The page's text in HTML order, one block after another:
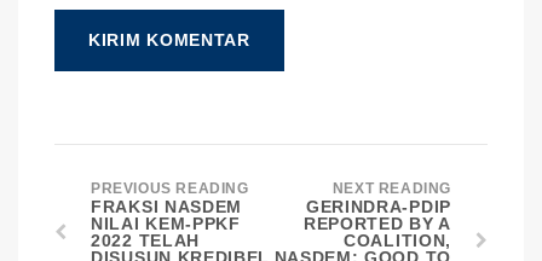
PREVIOUS READING
FRAKSI NASDEM
NILAI KEM-PPKF
2022 TELAH
DISUSUN KREDIBEL
NEXT READING
GERINDRA-PDIP
REPORTED BY A
COALITION,
NASDEM: GOOD TO